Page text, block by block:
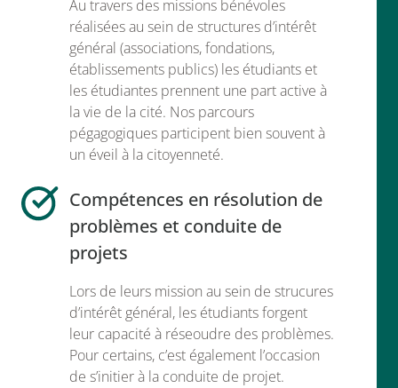
Au travers des missions bénévoles
réalisées au sein de structures d’intérêt
général (associations, fondations,
établissements publics) les étudiants et
les étudiantes prennent une part active à
la vie de la cité. Nos parcours
pégagogiques participent bien souvent à
un éveil à la citoyenneté.
Compétences en résolution de
problèmes et conduite de
projets
Lors de leurs mission au sein de strucures
d’intérêt général, les étudiants forgent
leur capacité à réseoudre des problèmes.
Pour certains, c’est également l’occasion
de s’initier à la conduite de projet.